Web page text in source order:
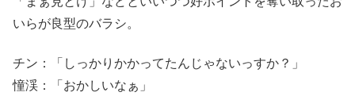
いらが良型のバラシ。
チン：「しっかりかかってたんじゃないっすか？」
憧渓：「おかしいなぁ」